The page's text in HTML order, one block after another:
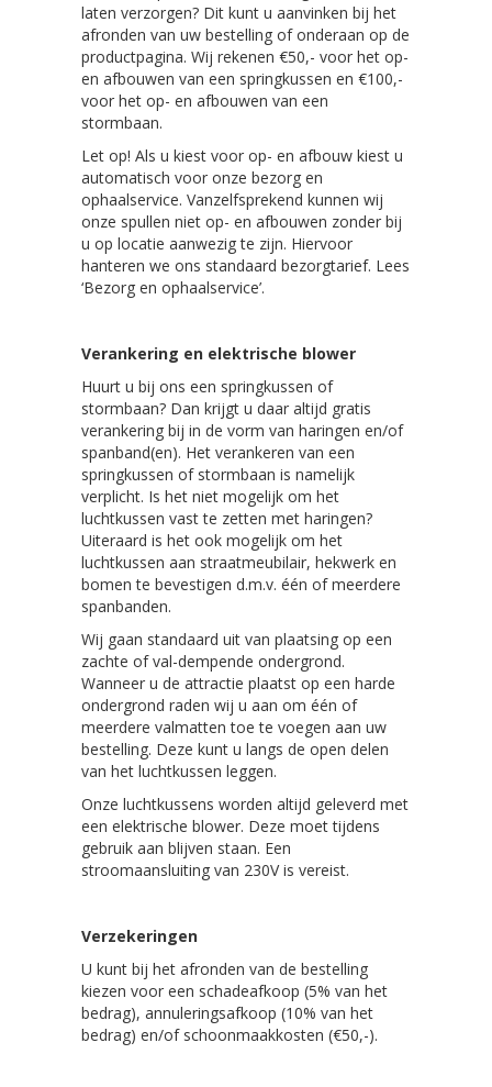
laten verzorgen? Dit kunt u aanvinken bij het
afronden van uw bestelling of onderaan op de
productpagina. Wij rekenen €50,- voor het op-
en afbouwen van een springkussen en €100,-
voor het op- en afbouwen van een
stormbaan.
Let op! Als u kiest voor op- en afbouw kiest u
automatisch voor onze bezorg en
ophaalservice. Vanzelfsprekend kunnen wij
onze spullen niet op- en afbouwen zonder bij
u op locatie aanwezig te zijn. Hiervoor
hanteren we ons standaard bezorgtarief. Lees
‘Bezorg en ophaalservice’.
Verankering en elektrische blower
Huurt u bij ons een springkussen of
stormbaan? Dan krijgt u daar altijd gratis
verankering bij in de vorm van haringen en/of
spanband(en). Het verankeren van een
springkussen of stormbaan is namelijk
verplicht. Is het niet mogelijk om het
luchtkussen vast te zetten met haringen?
Uiteraard is het ook mogelijk om het
luchtkussen aan straatmeubilair, hekwerk en
bomen te bevestigen d.m.v. één of meerdere
spanbanden.
Wij gaan standaard uit van plaatsing op een
zachte of val-dempende ondergrond.
Wanneer u de attractie plaatst op een harde
ondergrond raden wij u aan om één of
meerdere valmatten toe te voegen aan uw
bestelling. Deze kunt u langs de open delen
van het luchtkussen leggen.
Onze luchtkussens worden altijd geleverd met
een elektrische blower. Deze moet tijdens
gebruik aan blijven staan. Een
stroomaansluiting van 230V is vereist.
Verzekeringen
U kunt bij het afronden van de bestelling
kiezen voor een schadeafkoop (5% van het
bedrag), annuleringsafkoop (10% van het
bedrag) en/of schoonmaakkosten (€50,-).